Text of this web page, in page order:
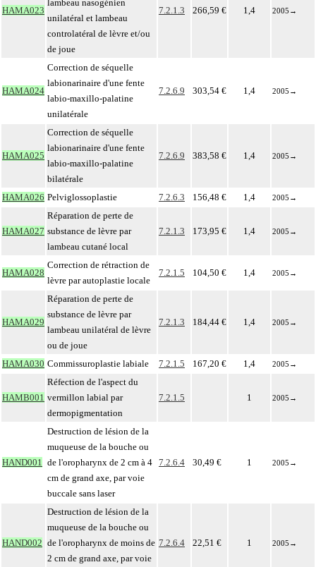
HAMA023
lambeau nasogénien
unilatéral et lambeau
controlatéral de lèvre et/ou
de joue
7.2.1.3 266,59 € 1,4 2005 →
HAMA024
Correction de séquelle
labionarinaire d'une fente
labio-maxillo-palatine
unilatérale
7.2.6.9 303,54 € 1,4 2005 →
HAMA025
Correction de séquelle
labionarinaire d'une fente
labio-maxillo-palatine
bilatérale
7.2.6.9 383,58 € 1,4 2005 →
HAMA026 Pelviglossoplastie 7.2.6.3 156,48 € 1,4 2005 →
HAMA027
Réparation de perte de
substance de lèvre par
lambeau cutané local
7.2.1.3 173,95 € 1,4 2005 →
HAMA028
Correction de rétraction de
lèvre par autoplastie locale
7.2.1.5 104,50 € 1,4 2005 →
HAMA029
Réparation de perte de
substance de lèvre par
lambeau unilatéral de lèvre
ou de joue
7.2.1.3 184,44 € 1,4 2005 →
HAMA030 Commissuroplastie labiale 7.2.1.5 167,20 € 1,4 2005 →
HAMB001
Réfection de l'aspect du
vermillon labial par
dermopigmentation
7.2.1.5 1 2005 →
HAND001
Destruction de lésion de la
muqueuse de la bouche ou
de l'oropharynx de 2 cm à 4
cm de grand axe, par voie
buccale sans laser
7.2.6.4 30,49 € 1 2005 →
HAND002
Destruction de lésion de la
muqueuse de la bouche ou
de l'oropharynx de moins de
2 cm de grand axe, par voie
7.2.6.4 22,51 € 1 2005 →